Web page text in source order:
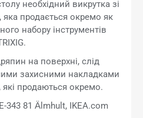
необхідний викрутка зі
продається окремо як
набору інструментів
на поверхні, слід
захисними накладками
які продаються окремо.
343 81 Älmhult, IKEA.com